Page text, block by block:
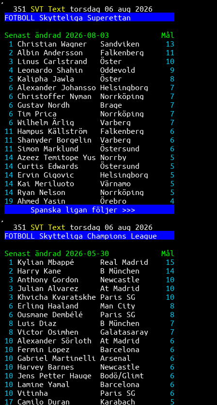
351 SVT Text torsdag 06 aug 2026
FOTBOLL Skytteliga Superettan
Senast ändrad 2026-08-03            Mål
1 Christian Wagner   Sandviken 13
2 Albin Andersson    Falkenberg 11
3 Linus Carlstrand   Öster 10
4 Leonardo Shahin    Oddevold 9
5 Kalipha Jawla      Öster 8
6 Alexander Johansso Helsingborg 7
6 Christoffer Nyman  Norrköping 7
6 Gustav Nordh       Brage 7
6 Tim Prica          Norrköping 7
6 Wilhelm Ärlig      Varberg 7
11 Hampus Källström   Falkenberg 6
11 Shanyder Borgelin  Varberg 6
11 Simon Marklund     Östersund 6
14 Azeez Temitope Yus Norrby 5
14 Curtis Edwards     Östersund 5
14 Ervin Gigovic      Helsingborg 5
14 Kai Meriluoto      Värnamo 5
14 Ryan Nelson        Norrköping 5
19 Ahmed Yasin        Örebro 4
      Sp
anska ligan följer >>>
351 SVT Text torsdag 06 aug 2026
FOTBOLL Skytteliga Champions League
Senast ändrad 2026-05-30            Mål
1 Kylian Mbappé      Real Madrid 15
2 Harry Kane         B München 14
3 Anthony Gordon     Newcastle 10
3 Julian Alvarez     At Madrid 10
3 Khvicha Kvaratskhe Paris SG 10
6 Erling Haaland     Man City 8
6 Ousmane Dembélé    Paris SG 8
8 Luis Diaz          B München 7
8 Victor Osimhen     Galatasaray 7
10 Alexander Sörloth  At Madrid 6
10 Fermin Lopez       Barcelona 6
10 Gabriel Martinelli Arsenal 6
10 Harvey Barnes      Newcastle 6
10 Jens Petter Hauge  Bodö/Glimt 6
10 Lamine Yamal       Barcelona 6
10 Vitinha            Paris SG 6
17 Camilo Duran       Karabach 5